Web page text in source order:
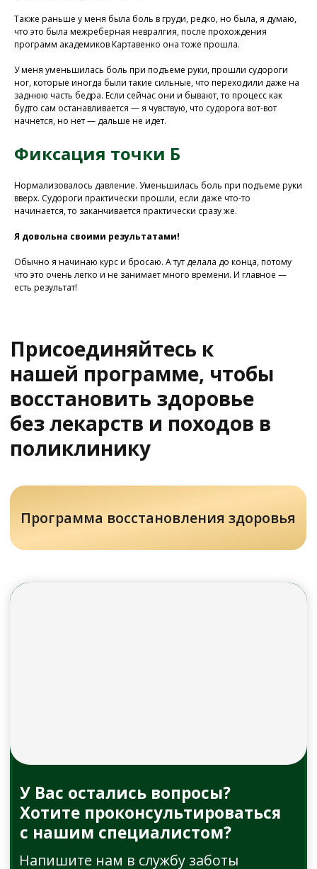
Также раньше у меня была боль в груди, редко, но была, я думаю,
что это была межреберная невралгия, после прохождения
программ академиков Картавенко она тоже прошла.
У меня уменьшилась боль при подъеме руки, прошли судороги
ног, которые иногда были такие сильные, что переходили даже на
заднюю часть бедра. Если сейчас они и бывают, то процесс как
будто сам останавливается — я чувствую, что судорога вот-вот
начнется, но нет — дальше не идет.
Фиксация точки Б
Нормализовалось давление. Уменьшилась боль при подъеме руки
вверх. Судороги практически прошли, если даже что-то
начинается, то заканчивается практически сразу же.
Я довольна своими результатами!
Обычно я начинаю курс и бросаю. А тут делала до конца, потому
что это очень легко и не занимает много времени. И главное —
есть результат!
поликлинику
У Вас остались вопросы?
Хотите проконсультироваться
Задать вопрос
Программа восстановления здоровья